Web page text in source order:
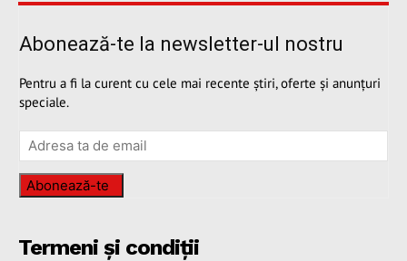
Abonează-te la newsletter-ul nostru
Pentru a fi la curent cu cele mai recente știri, oferte și anunțuri
speciale.
Abonează-te
Termeni și condiții